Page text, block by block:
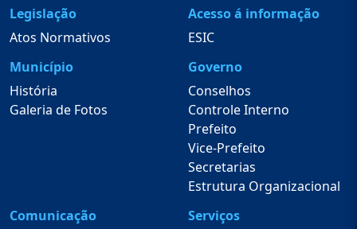
Legislação
Atos Normativos
Acesso á informação
ESIC
Município
História
Galeria de Fotos
Governo
Conselhos
Controle Interno
Prefeito
Vice-Prefeito
Secretarias
Estrutura Organizacional
Comunicação
Serviços